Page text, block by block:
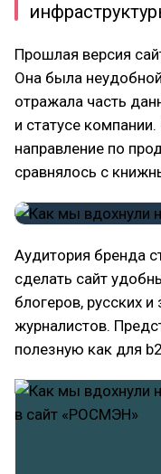
Прошлая версия
Она была
отражала часть
и статусе
направление по
сравнялось с
Аудитория бренда
сделать сайт
блогеров, русских
журналистов.
полезную как для